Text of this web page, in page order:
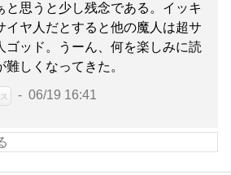
と思うと少し残念である。イッキ
イヤ人だとすると他の魔人は超サ
ゴッド。うーん、何を楽しみに読
難しくなってきた。
06/19 16:41